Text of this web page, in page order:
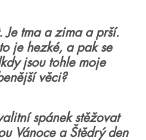
Je tma a zima a prší.
je hezké, a pak se
jsou tohle moje
věci?
spánek stěžovat
Vánoce a Štědrý den